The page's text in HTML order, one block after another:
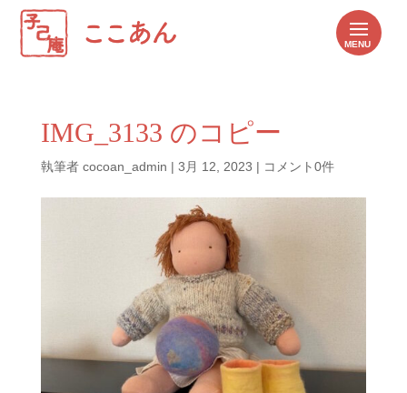
IMG_3133 のコピー
執筆者 cocoan_admin | 3月 12, 2023 | コメント0件